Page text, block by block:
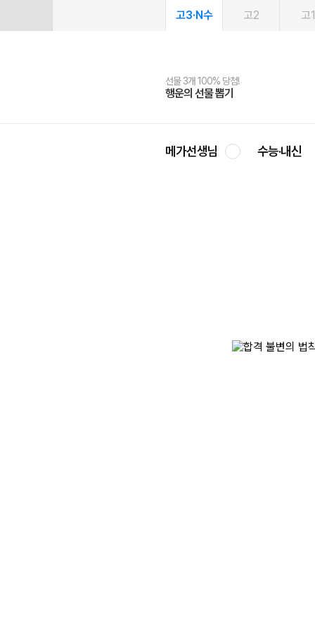
고3·N수 고2 고1
선물 3개 100% 당첨!
행운의 선물 뽑기
선물 100% 증정!
메가스터디 X 올리브
여름방학 스터디 캐시백
메가런 썸머스쿨
2027 러셀 단과
강사 공개선발
스마트러닝앱
설문 EVENT
메가패스
3일 무료 체험권
메가패스 수강생 무료혜택!
메가클럽 멤버십
사회공헌 캠페인
희망이룸 메가나눔
메가선생님 수능·내신